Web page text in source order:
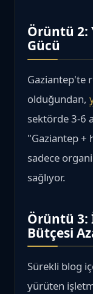
Örüntü 2:
Gücü
Gaziantep'te
olduğundan,
sektörde 3-6
"Gaziantep +
sadece
sağlıyor.
Örüntü 3:
Bütçesi
Sürekli blog
yürüten